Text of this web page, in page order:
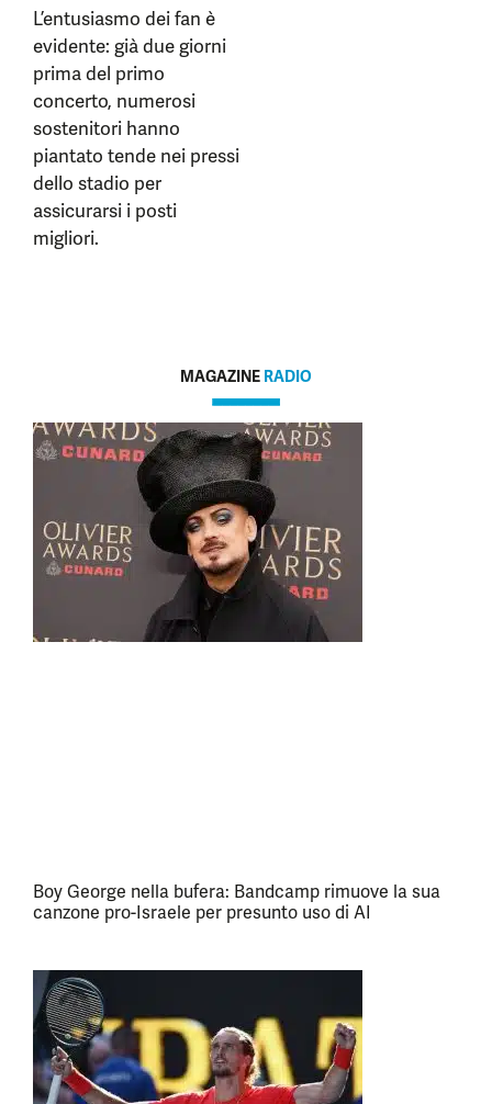
L’entusiasmo dei fan è
evidente: già due giorni
prima del primo
concerto, numerosi
sostenitori hanno
piantato tende nei pressi
dello stadio per
assicurarsi i posti
migliori.
MAGAZINE RADIO
Boy George nella bufera: Bandcamp rimuove la sua
canzone pro-Israele per presunto uso di AI